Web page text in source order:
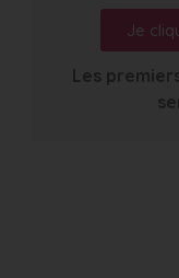
Je
Les